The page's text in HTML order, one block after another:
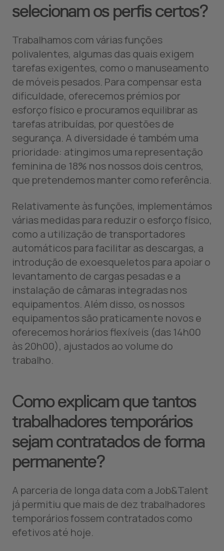
selecionam os perfis certos?
Trabalhamos com várias funções
polivalentes, algumas das quais exigem
tarefas exigentes, como o manuseamento
de móveis pesados. Para compensar esta
dificuldade, oferecemos prémios por
esforço físico e procuramos equilibrar as
tarefas atribuídas, por questões de
segurança. A diversidade é também uma
prioridade: atingimos uma representação
feminina de 18% nos nossos dois centros,
que pretendemos manter como referência.
Relativamente às funções, implementámos
várias medidas para reduzir o esforço físico,
como a utilização de transportadores
automáticos para facilitar as descargas, a
introdução de exoesqueletos para apoiar o
levantamento de cargas pesadas e a
instalação de câmaras integradas nos
equipamentos. Além disso, os nossos
equipamentos são praticamente novos e
oferecemos horários flexíveis (das 14h00
às 20h00), ajustados ao volume do
trabalho.
Como explicam que tantos
trabalhadores temporários
sejam contratados de forma
permanente?
A parceria de longa data com a Job&Talent
já permitiu que mais de dez trabalhadores
temporários fossem contratados como
efetivos até hoje.